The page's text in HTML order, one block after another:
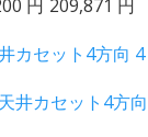
円 209,871 円
カセット4方向 4